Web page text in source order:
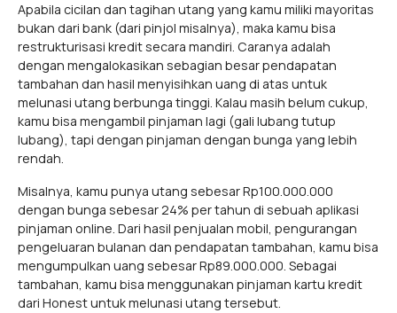
Apabila cicilan dan tagihan utang yang kamu miliki mayoritas
bukan dari bank (dari pinjol misalnya), maka kamu bisa
restrukturisasi kredit secara mandiri. Caranya adalah
dengan mengalokasikan sebagian besar pendapatan
tambahan dan hasil menyisihkan uang di atas untuk
melunasi utang berbunga tinggi. Kalau masih belum cukup,
kamu bisa mengambil pinjaman lagi (gali lubang tutup
lubang), tapi dengan pinjaman dengan bunga yang lebih
rendah.
Misalnya, kamu punya utang sebesar Rp100.000.000
dengan bunga sebesar 24% per tahun di sebuah aplikasi
pinjaman online. Dari hasil penjualan mobil, pengurangan
pengeluaran bulanan dan pendapatan tambahan, kamu bisa
mengumpulkan uang sebesar Rp89.000.000. Sebagai
tambahan, kamu bisa menggunakan pinjaman kartu kredit
dari Honest untuk melunasi utang tersebut.